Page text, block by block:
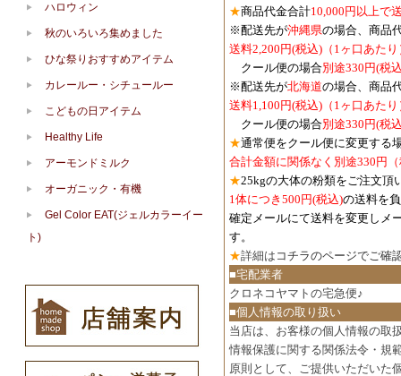
★商品代金合計10,000円以上で
※配送先が沖縄県の場合、商品
送料2,200円(税込)（1ヶ口あたり
クール便の場合別途330円(税
※配送先が北海道の場合、商品
送料1,100円(税込) （1ヶ口あた
クール便の場合別途330円(税
★通常便をクール便に変更する
合計金額に関係なく別途330円
★25kgの大体の粉類をご注文頂
1体につき500円(税込)の送料を
確定メールにて送料を変更しメ
す。
★詳細は コチラのページでご確
■宅配業者
クロネコヤマトの宅急便♪
■個人情報の取り扱い
当店は、お客様の個人情報の取
情報保護に関する関係法令・規
原則として、ご提供いただいた
ハロウィン
秋のいろいろ集めました
ひな祭りおすすめアイテム
カレールー・シチュールー
こどもの日アイテム
Healthy Life
アーモンドミルク
オーガニック・有機
Gel Color EAT(ジェルカラーイー
ト)